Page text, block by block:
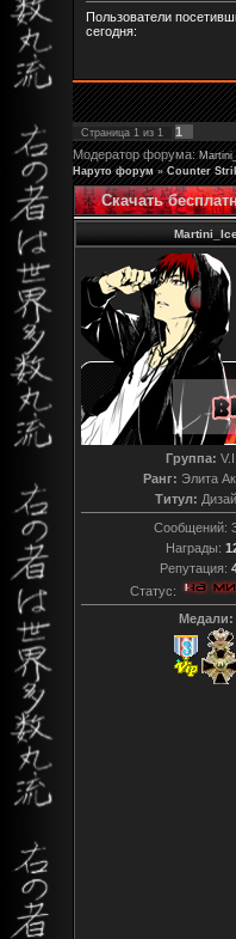
Пользователи
сегодня:
Страница 1 из 1
1
Модератор форума:
Наруто форум » Counter
Скачать
Группа:
Ранг: Элита
Титул:
Сообщений:
Награды:
Репутация:
Статус:
Медали: